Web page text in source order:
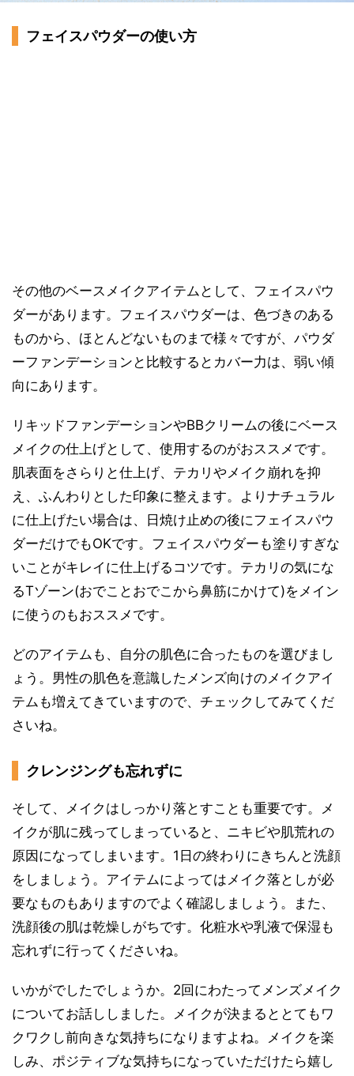
フェイスパウダーの使い方
その他のベースメイクアイテムとして、フェイスパウ
ダーがあります。フェイスパウダーは、色づきのある
ものから、ほとんどないものまで様々ですが、パウダ
ーファンデーションと比較するとカバー力は、弱い傾
向にあります。
リキッドファンデーションやBBクリームの後にベース
メイクの仕上げとして、使用するのがおススメです。
肌表面をさらりと仕上げ、テカリやメイク崩れを抑
え、ふんわりとした印象に整えます。よりナチュラル
に仕上げたい場合は、日焼け止めの後にフェイスパウ
ダーだけでもOKです。フェイスパウダーも塗りすぎな
いことがキレイに仕上げるコツです。テカリの気にな
るTゾーン(おでことおでこから鼻筋にかけて)をメイン
に使うのもおススメです。
どのアイテムも、自分の肌色に合ったものを選びまし
ょう。男性の肌色を意識したメンズ向けのメイクアイ
テムも増えてきていますので、チェックしてみてくだ
さいね。
クレンジングも忘れずに
そして、メイクはしっかり落とすことも重要です。メ
イクが肌に残ってしまっていると、ニキビや肌荒れの
原因になってしまいます。1日の終わりにきちんと洗顔
をしましょう。アイテムによってはメイク落としが必
要なものもありますのでよく確認しましょう。また、
洗顔後の肌は乾燥しがちです。化粧水や乳液で保湿も
忘れずに行ってくださいね。
いかがでしたでしょうか。2回にわたってメンズメイク
についてお話ししました。メイクが決まるととてもワ
クワクし前向きな気持ちになりますよね。メイクを楽
しみ、ポジティブな気持ちになっていただけたら嬉し